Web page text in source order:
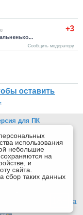
+3
Сообщить модератору
оставить
для ПК
tv29.ru
GNU General Public
использования
небольшие
на
и
сайта.
сбор таких данных